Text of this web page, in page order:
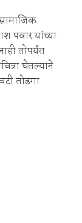
पवार यांच्या
तोपर्यंत
घेतल्याने
तोडगा